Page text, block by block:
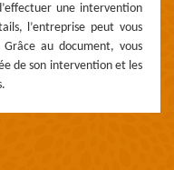
une intervention
l’entreprise peut vous
au document, vous
de son intervention et les